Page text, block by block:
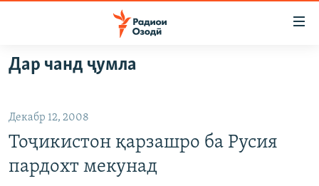
Ҷаҳиш
ба
аслӣ
Ҷаҳиш
ба
феҳристи
ГӮШАҲО
ҶОМЕА
ҚАЗИЯИ "КРОКУС"
РӮЗГОРИ МУҲОҶИР
САЛОМ, ХОҲАР
ТАҲҚИҚОТ
Дар чанд ҷумла
Декабр 12, 2008
Тоҷикистон қарзашро ба Русия
пардохт мекунад